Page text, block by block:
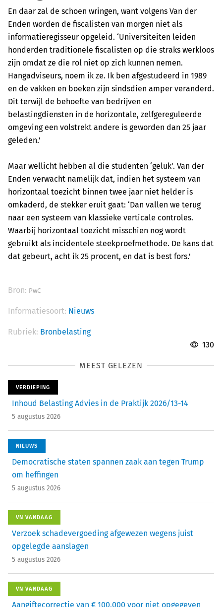
En daar zal de schoen wringen, want volgens Van der
Enden worden de fiscalisten van morgen niet als
informatieregisseur opgeleid. ‘Universiteiten leiden
honderden traditionele fiscalisten op die straks werkloos
zijn omdat ze die rol niet op zich kunnen nemen.
Hangadviseurs, noem ik ze. Ik ben afgestudeerd in 1989
en de vakken en boeken zijn sindsdien amper veranderd.
Dit terwijl de behoefte van bedrijven en
belastingdiensten in de horizontale, zelfgereguleerde
omgeving een volstrekt andere is geworden dan 25 jaar
geleden.'
Maar wellicht hebben al die studenten ‘geluk'. Van der
Enden verwacht namelijk dat, indien het systeem van
horizontaal toezicht binnen twee jaar niet helder is
omkaderd, de stekker eruit gaat: ‘Dan vallen we terug
naar een systeem van klassieke verticale controles.
Waarbij horizontaal toezicht misschien nog wordt
gebruikt als incidentele steekproefmethode. De kans dat
dat gebeurt, acht ik 25 procent, en dat is best fors.'
Bron: PwC
Informatiesoort: Nieuws
Rubriek: Bronbelasting
130
MEEST GELEZEN
VERDIEPING
Inhoud Belasting Advies in de Praktijk 2026/13-14
5 augustus 2026
NIEUWS
Democratische staten spannen zaak aan tegen Trump
om heffingen
5 augustus 2026
VN VANDAAG
Verzoek schadevergoeding afgewezen wegens juist
opgelegde aanslagen
5 augustus 2026
VN VANDAAG
Aangiftecorrectie van € 100.000 voor niet opgegeven